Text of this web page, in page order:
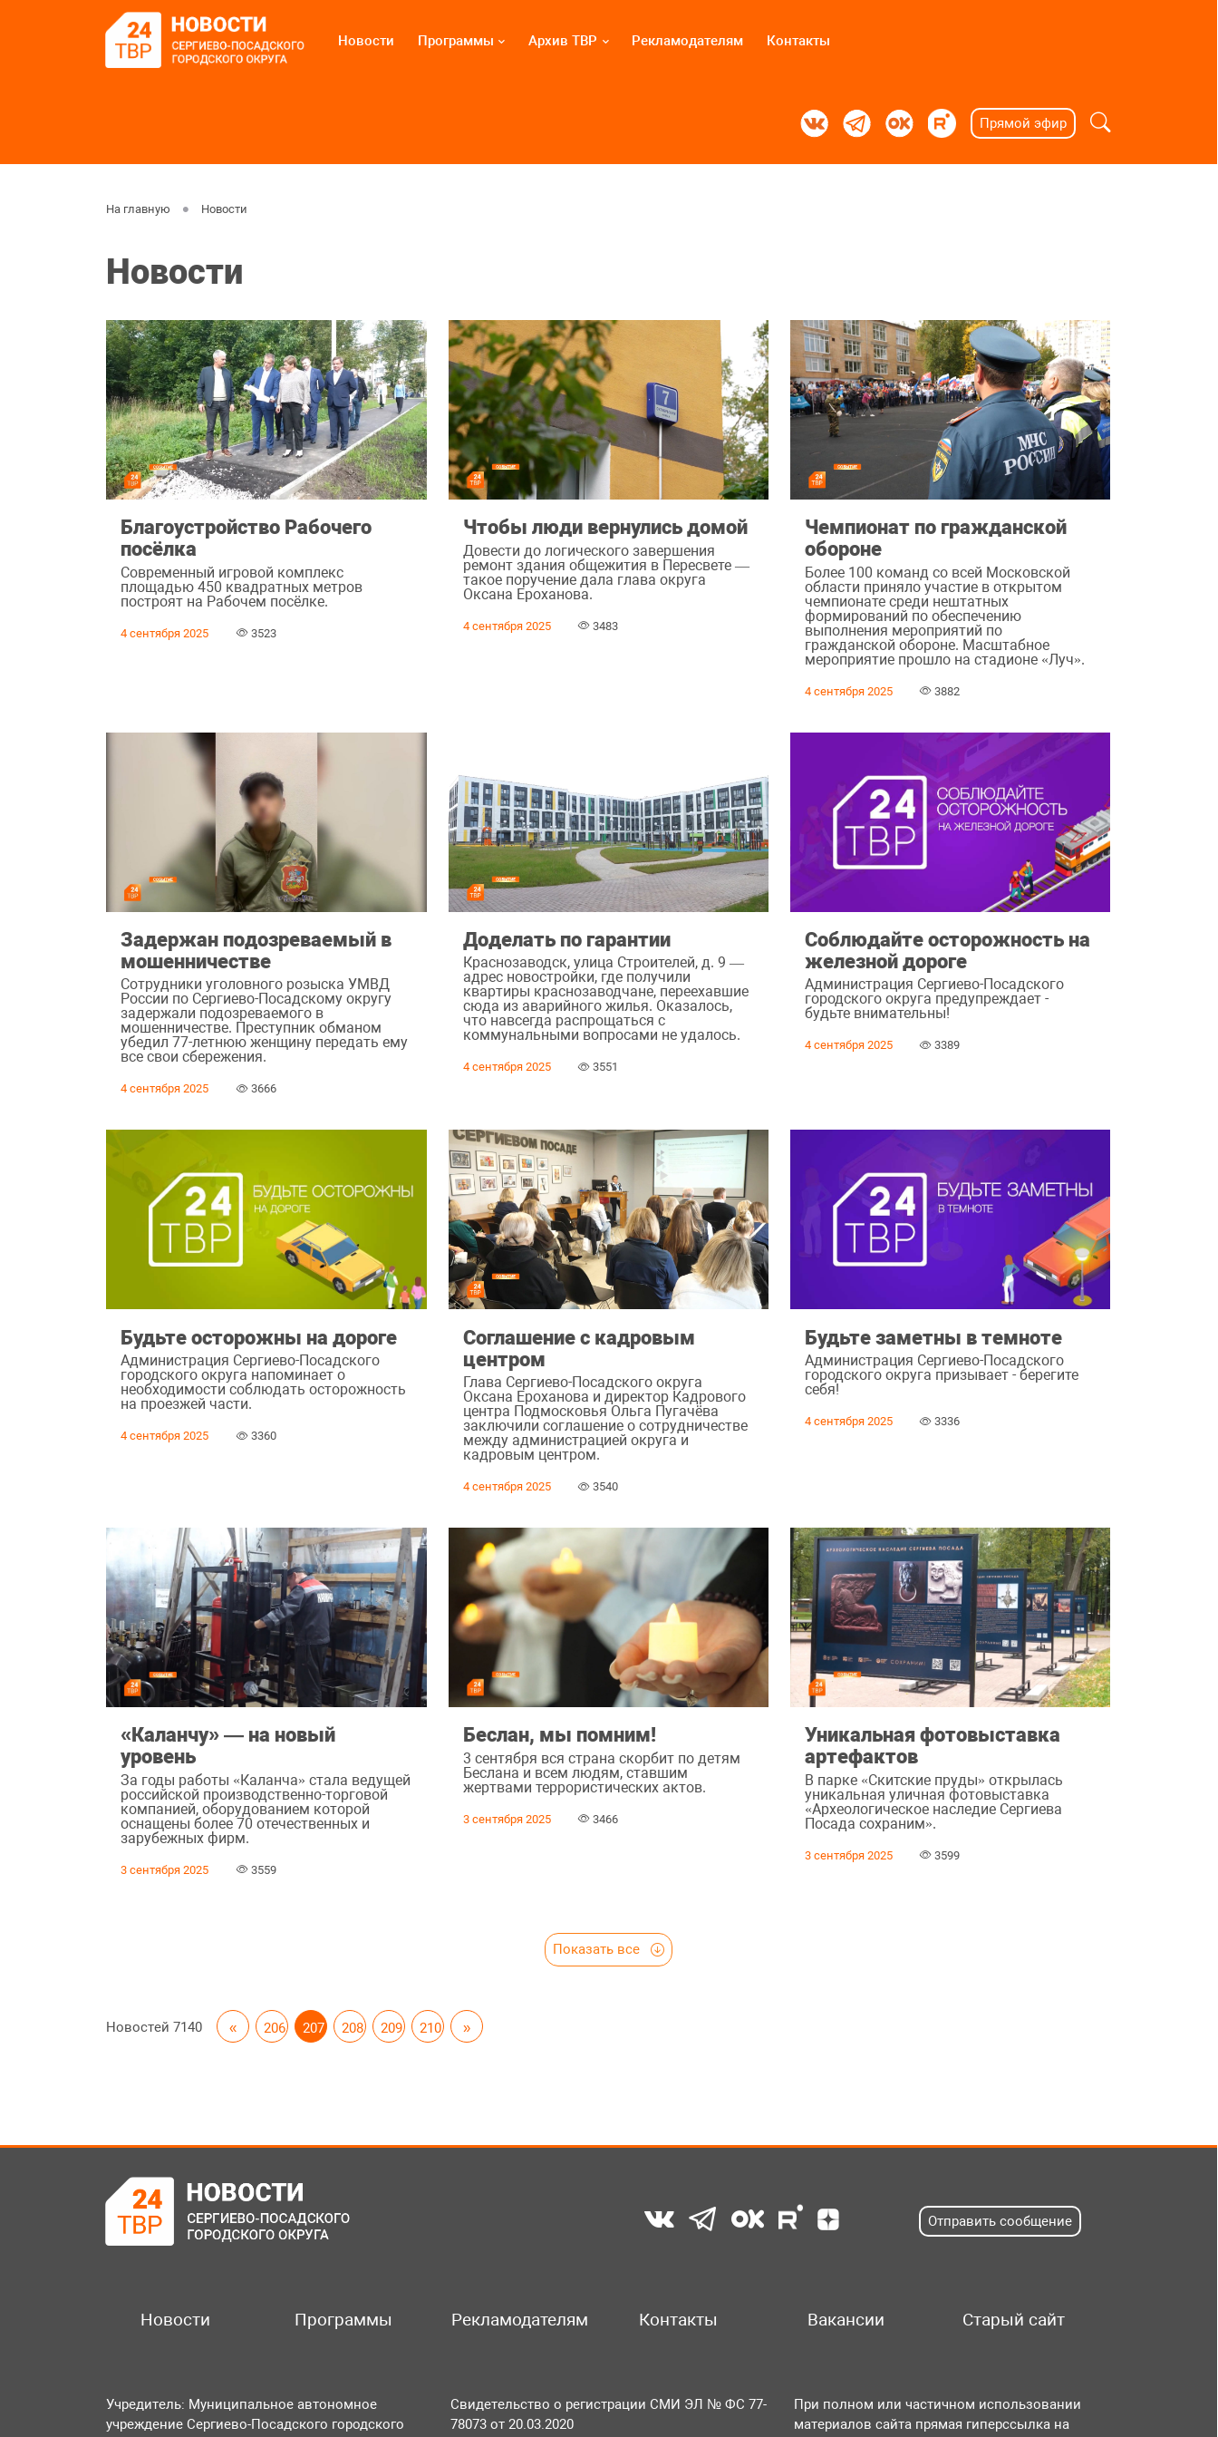
Новости Программы Архив ТВР Рекламодателям Контакты
Прямой эфир
На главную Новости
Новости
Благоустройство Рабочего
посёлка
Современный игровой комплекс
площадью 450 квадратных метров
построят на Рабочем посёлке.
4 сентября 2025 3523
Чтобы люди вернулись домой
Довести до логического завершения
ремонт здания общежития в Пересвете —
такое поручение дала глава округа
Оксана Ероханова.
4 сентября 2025 3483
Чемпионат по гражданской
обороне
Более 100 команд со всей Московской
области приняло участие в открытом
чемпионате среди нештатных
формирований по обеспечению
выполнения мероприятий по
гражданской обороне. Масштабное
мероприятие прошло на стадионе «Луч».
4 сентября 2025 3882
Задержан подозреваемый в
мошенничестве
Сотрудники уголовного розыска УМВД
России по Сергиево-Посадскому округу
задержали подозреваемого в
мошенничестве. Преступник обманом
убедил 77-летнюю женщину передать ему
все свои сбережения.
4 сентября 2025 3666
Доделать по гарантии
Краснозаводск, улица Строителей, д. 9 —
адрес новостройки, где получили
квартиры краснозаводчане, переехавшие
сюда из аварийного жилья. Оказалось,
что навсегда распрощаться с
коммунальными вопросами не удалось.
4 сентября 2025 3551
Соблюдайте осторожность на
железной дороге
Администрация Сергиево-Посадского
городского округа предупреждает -
будьте внимательны!
4 сентября 2025 3389
Будьте осторожны на дороге
Администрация Сергиево-Посадского
городского округа напоминает о
необходимости соблюдать осторожность
на проезжей части.
4 сентября 2025 3360
Соглашение с кадровым
центром
Глава Сергиево-Посадского округа
Оксана Ероханова и директор Кадрового
центра Подмосковья Ольга Пугачёва
заключили соглашение о сотрудничестве
между администрацией округа и
кадровым центром.
4 сентября 2025 3540
Будьте заметны в темноте
Администрация Сергиево-Посадского
городского округа призывает - берегите
себя!
4 сентября 2025 3336
«Каланчу» — на новый
уровень
За годы работы «Каланча» стала ведущей
российской производственно-торговой
компанией, оборудованием которой
оснащены более 70 отечественных и
зарубежных фирм.
3 сентября 2025 3559
Беслан, мы помним!
3 сентября вся страна скорбит по детям
Беслана и всем людям, ставшим
жертвами террористических актов.
3 сентября 2025 3466
Уникальная фотовыставка
артефактов
В парке «Скитские пруды» открылась
уникальная уличная фотовыставка
«Археологическое наследие Сергиева
Посада сохраним».
3 сентября 2025 3599
Показать все
Новостей7140 « 206 207 208 209 210 »
Отправить сообщение
Новости Программы Рекламодателям Контакты Вакансии Старый сайт
Учредитель: Муниципальное автономное
учреждение Сергиево-Посадского городского
Свидетельство о регистрации СМИ ЭЛ № ФС 77-
78073 от 20.03.2020
При полном или частичном использовании
материалов сайта прямая гиперссылка на